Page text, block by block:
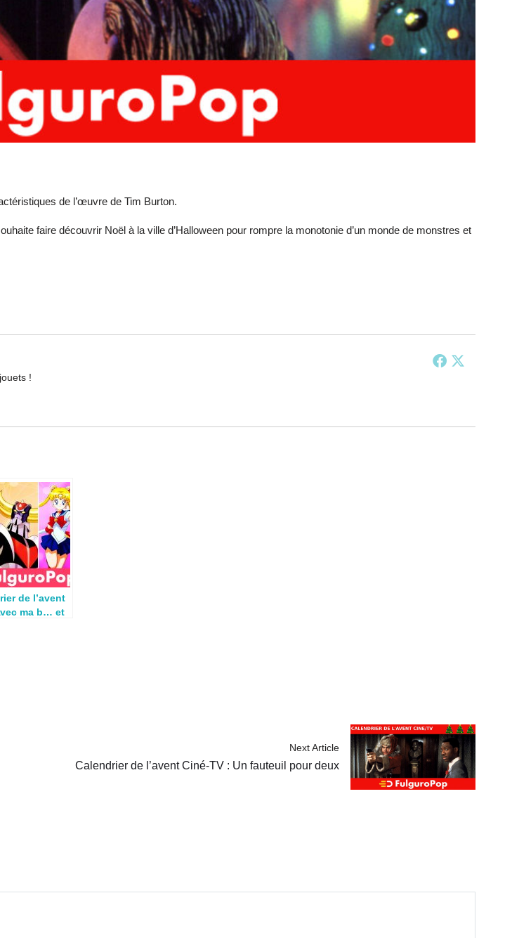
de l’œuvre de Tim Burton.
faire découvrir Noël à la ville d’Halloween pour rompre la monotonie d’un monde de monstres et
!
de l’avent
ma b… et
Next Article
Calendrier de l’avent Ciné-TV : Un fauteuil pour deux